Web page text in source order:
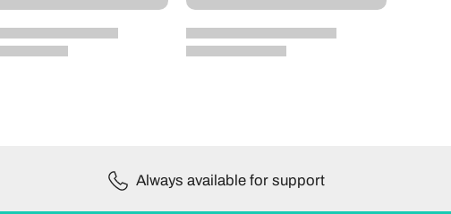
Always available for support